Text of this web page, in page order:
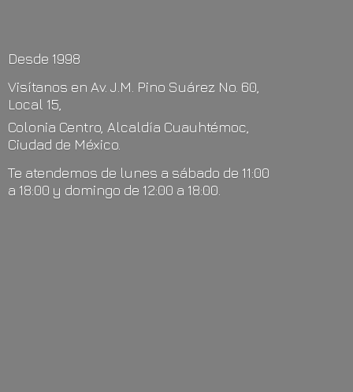
Desde 1998
Visítanos en Av. J.M. Pino Suárez No. 60,
Local 15,
Colonia Centro, Alcaldía Cuauhtémoc,
Ciudad de México.
Te atendemos de lunes a sábado de 11:00
a 18:00 y domingo de 12:00 a 18:00.